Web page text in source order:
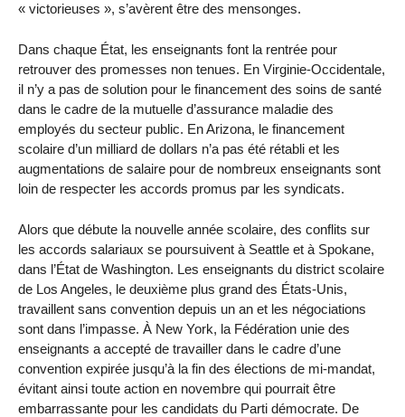
« victorieuses », s’avèrent être des mensonges.
Dans chaque État, les enseignants font la rentrée pour
retrouver des promesses non tenues. En Virginie-Occidentale,
il n’y a pas de solution pour le financement des soins de santé
dans le cadre de la mutuelle d’assurance maladie des
employés du secteur public. En Arizona, le financement
scolaire d’un milliard de dollars n’a pas été rétabli et les
augmentations de salaire pour de nombreux enseignants sont
loin de respecter les accords promus par les syndicats.
Alors que débute la nouvelle année scolaire, des conflits sur
les accords salariaux se poursuivent à Seattle et à Spokane,
dans l’État de Washington. Les enseignants du district scolaire
de Los Angeles, le deuxième plus grand des États-Unis,
travaillent sans convention depuis un an et les négociations
sont dans l’impasse. À New York, la Fédération unie des
enseignants a accepté de travailler dans le cadre d’une
convention expirée jusqu’à la fin des élections de mi-mandat,
évitant ainsi toute action en novembre qui pourrait être
embarrassante pour les candidats du Parti démocrate. De